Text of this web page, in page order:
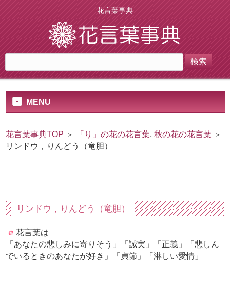
花言葉事典
MENU
花言葉事典TOP ＞ 「り」の花の花言葉,秋の花の花言葉 ＞
リンドウ，りんどう（竜胆）
リンドウ，りんどう（竜胆）
花言葉は
「あなたの悲しみに寄りそう」「誠実」「正義」「悲しん
でいるときのあなたが好き」「貞節」「淋しい愛情」